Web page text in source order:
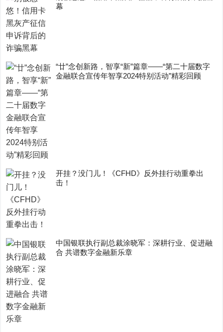
幕
“廿”念创新路，智享“新”篇章——“第二十届数字
金融联合宣传年智享2024特别活动”精彩回顾
开挂？没门儿！《CFHD》反外挂行动重拳出
击！
中国银联执行副总裁涂晓军：深耕行业、促进融
合 共谱数字金融新乐章